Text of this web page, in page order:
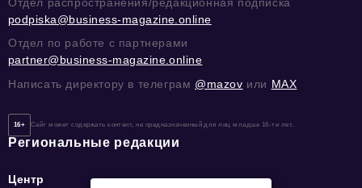
podpiska@business-magazine.online
Отдел по работе с партнерами
partner@business-magazine.online
Написать директору в телеграм @mazov или MAX
16+ Сайт может содержать контент, не предназначенный для лиц младше 16-ти лет.
Региональные редакции
Центр